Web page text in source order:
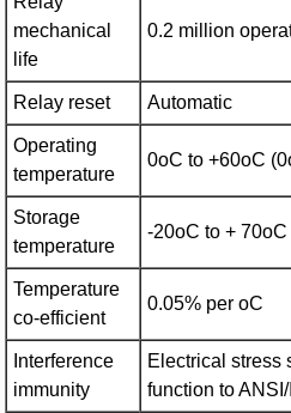
mechanical
life
0.2 million
Relay reset Automatic
Operating
temperature
0oC to +60oC
Storage
temperature
-20oC to + 70oC
Temperature
co-efficient
0.05% per oC
Interference
immunity
Electrical stress
function to